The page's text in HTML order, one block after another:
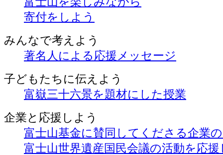
寄付をしよう
みんなで考えよう
著名人による応援メッセージ
子どもたちに伝えよう
富嶽三十六景を題材にした授業
企業と応援しよう
富士山基金に賛同してくださる企業
富士山世界遺産国民会議の活動を応